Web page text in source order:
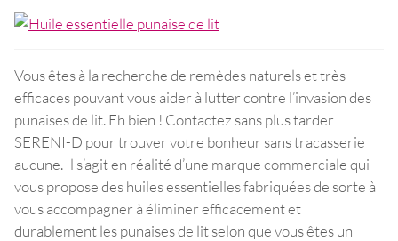
Vous êtes à la recherche de remèdes naturels et très
efficaces pouvant vous aider à lutter contre l’invasion des
punaises de lit. Eh bien ! Contactez sans plus tarder
SERENI-D pour trouver votre bonheur sans tracasserie
aucune. Il s’agit en réalité d’une marque commerciale qui
vous propose des huiles essentielles fabriquées de sorte à
vous accompagner à éliminer efficacement et
durablement les punaises de lit selon que vous êtes un